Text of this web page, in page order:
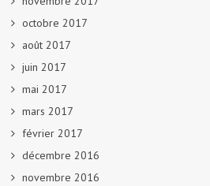
octobre 2017
août 2017
juin 2017
mai 2017
mars 2017
février 2017
décembre 2016
novembre 2016